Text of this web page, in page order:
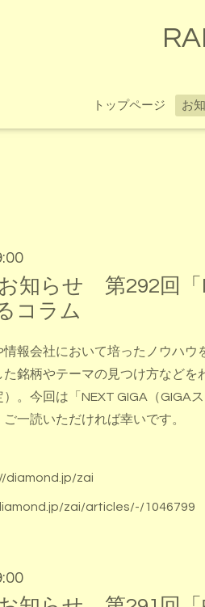
トップページ お
知らせ 第292回「
コラム
情報会社において培ったノウハ
銘柄やテーマの見つけ方など
。今回は「NEXT GIGA（GIGA
一読いただければ幸いです。
diamond.jp/zai
zai/articles/-/1046799